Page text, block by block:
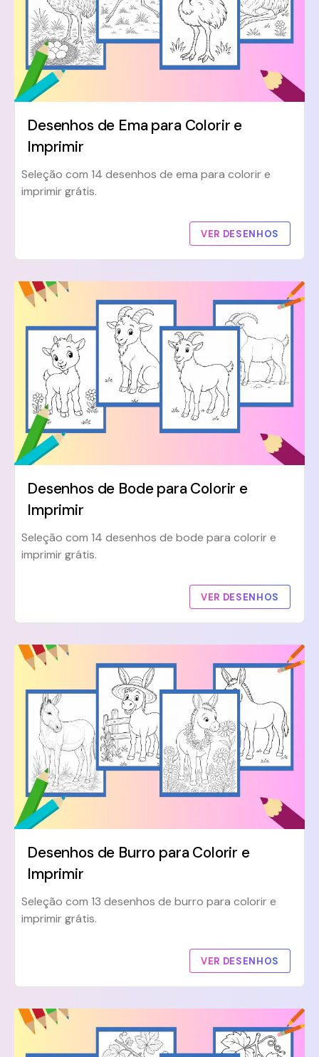
Desenhos de Ema para Colorir e
Imprimir
Seleção com 14 desenhos de ema para colorir e
imprimir grátis.
VER DESENHOS
Desenhos de Bode para Colorir e
Imprimir
Seleção com 14 desenhos de bode para colorir e
imprimir grátis.
VER DESENHOS
Desenhos de Burro para Colorir e
Imprimir
Seleção com 13 desenhos de burro para colorir e
imprimir grátis.
VER DESENHOS